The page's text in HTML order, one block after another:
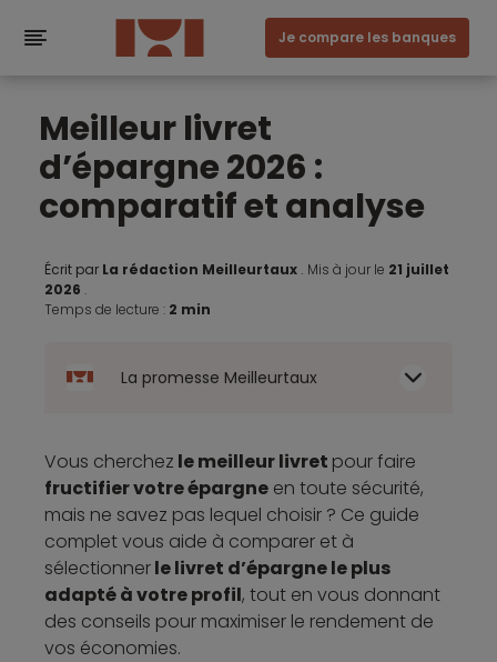
Je compare les banques
Meilleur livret
d’épargne 2026 :
comparatif et analyse
Écrit par La rédaction Meilleurtaux . Mis à jour le 21 juillet
2026 .
Temps de lecture : 2 min
La promesse Meilleurtaux
Vous cherchez le meilleur livret pour faire
fructifier votre épargne en toute sécurité,
mais ne savez pas lequel choisir ? Ce guide
complet vous aide à comparer et à
sélectionnerle livret d’épargne le plus
adapté à votre profil, tout en vous donnant
des conseils pour maximiser le rendement de
vos économies.